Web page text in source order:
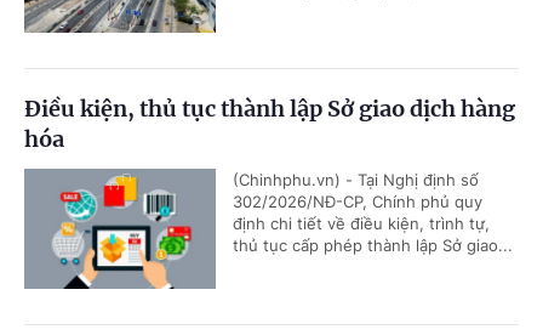
Điều kiện, thủ tục thành lập Sở giao dịch hàng
hóa
(Chinhphu.vn) - Tại Nghị định số
302/2026/NĐ-CP, Chính phủ quy
định chi tiết về điều kiện, trình tự,
thủ tục cấp phép thành lập Sở giao...